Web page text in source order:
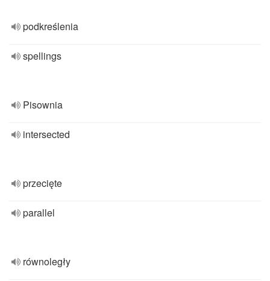
podkreślenia
spellings
Pisownia
intersected
przecięte
parallel
równoległy